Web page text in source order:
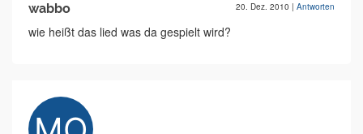
wabbo 20. Dez. 2010 | Antworten
wie heißt das lied was da gespielt wird?